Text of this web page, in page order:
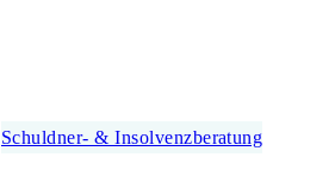
Schuldner- & Insolvenz­beratung